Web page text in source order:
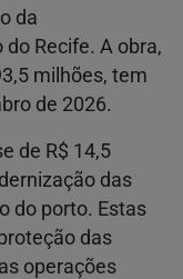
da
Recife. A obra,
milhões, tem
de 2026.
de R$ 14,5
das
do porto. Estas
das
operações